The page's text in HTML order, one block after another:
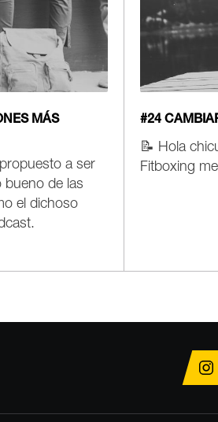
MÁS
a ser
bueno de las
el dichoso
#24
📝 Hola
Fitboxing